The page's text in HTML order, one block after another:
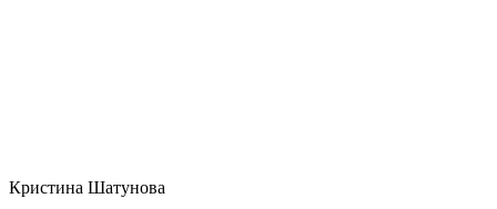
Кристина Шатунова